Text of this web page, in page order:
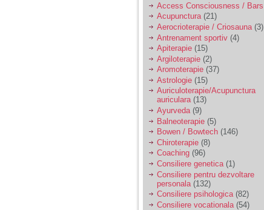
Ma aflu aici pentru ca
vreau sa stiu daca am
nevoie de un psiholog
sau psihiatru.
Sunt casatorita, am
31 de ani si un copil in
varsta de 2 ani care
mi-e lumina ochilor.
De ceva timp simt ca
mi s-a adunat
oboseala, o oboseala
cronica de care nu pot
scapa si simt ca din
cauza ei nu pot
controla nervii si
cateodata are copilul
de suferit.
Access Consciousness / Bars
Acupunctura(21)
Aerocrioterapie / Criosauna (3)
Antrenament sportiv (4)
Apiterapie (15)
Argiloterapie (2)
Aromoterapie (37)
Astrologie (15)
Auriculoterapie/Acupunctura
auriculara(13)
Ayurveda(9)
Balneoterapie (5)
Bowen / Bowtech (146)
Chiroterapie (8)
Coaching (96)
Consiliere genetica(1)
Consiliere pentru dezvoltare
personala (132)
Consiliere psihologica(82)
Consiliere vocationala (54)